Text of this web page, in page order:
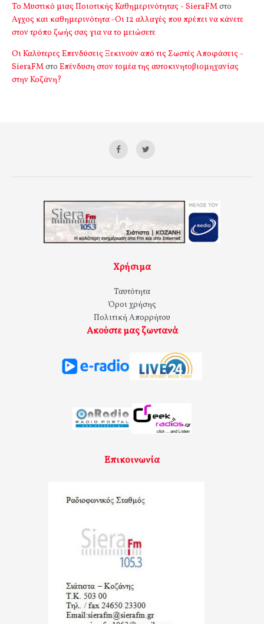
Το Μυστικό μιας Ποιοτικής Καθημερινότητας - SieraFMστο
Αγχος και καθημερινότητα -Οι 12 αλλαγές που πρέπει να κάνετε
στον τρόπο ζωής σας για να το μειώσετε
Οι Καλύτερες Επενδύσεις Ξεκινούν από τις Σωστές Αποφάσεις -
SieraFMστο Επένδυση στον τομέα της αυτοκινητοβιομηχανίας
στην Κοζάνη?
Χρήσιμα
Ταυτότητα
Όροι χρήσης
Πολιτική Απορρήτου
Ακούστε μας ζωντανά
Επικοινωνία